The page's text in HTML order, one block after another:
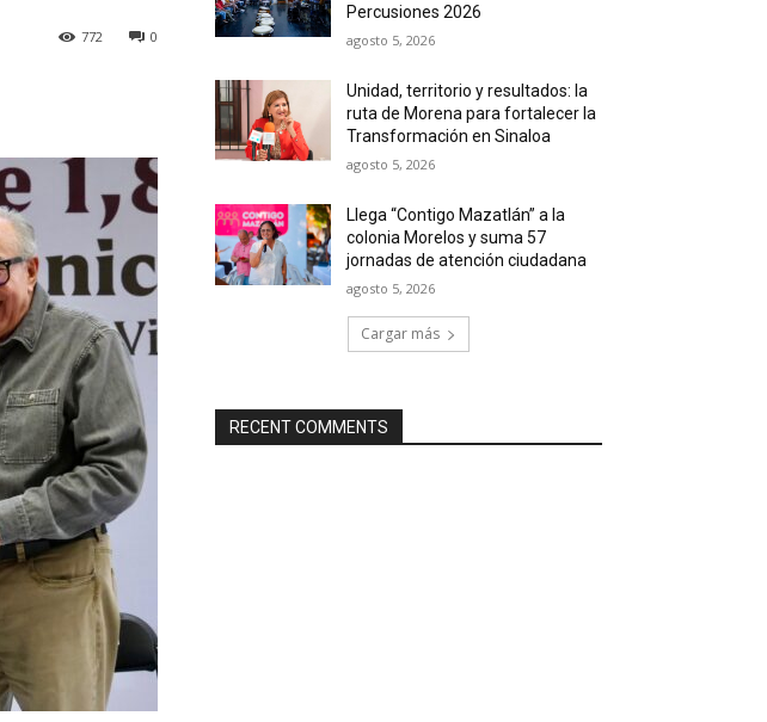
0
772
Percusiones 2026
agosto 5, 2026
Unidad, territorio y resultados: la
ruta de Morena para fortalecer la
Transformación en Sinaloa
agosto 5, 2026
Llega “Contigo Mazatlán” a la
colonia Morelos y suma 57
jornadas de atención ciudadana
agosto 5, 2026
Cargar más
RECENT COMMENTS